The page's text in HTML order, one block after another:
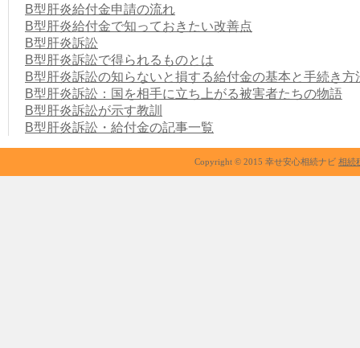
B型肝炎給付金申請の流れ
B型肝炎給付金で知っておきたい改善点
B型肝炎訴訟
B型肝炎訴訟で得られるものとは
B型肝炎訴訟の知らないと損する給付金の基本と手続き方
B型肝炎訴訟：国を相手に立ち上がる被害者たちの物語
B型肝炎訴訟が示す教訓
B型肝炎訴訟・給付金の記事一覧
Copyright © 2015 幸せ安心相続ナビ 相続